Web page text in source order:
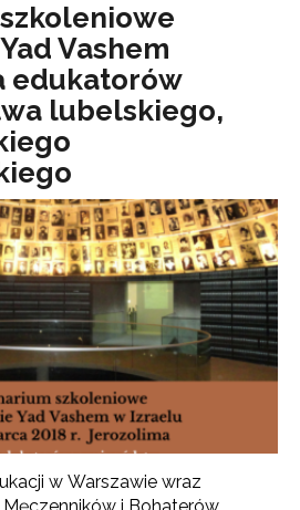
Vashem
edukatorów
lubelskiego,
w Warszawie wraz